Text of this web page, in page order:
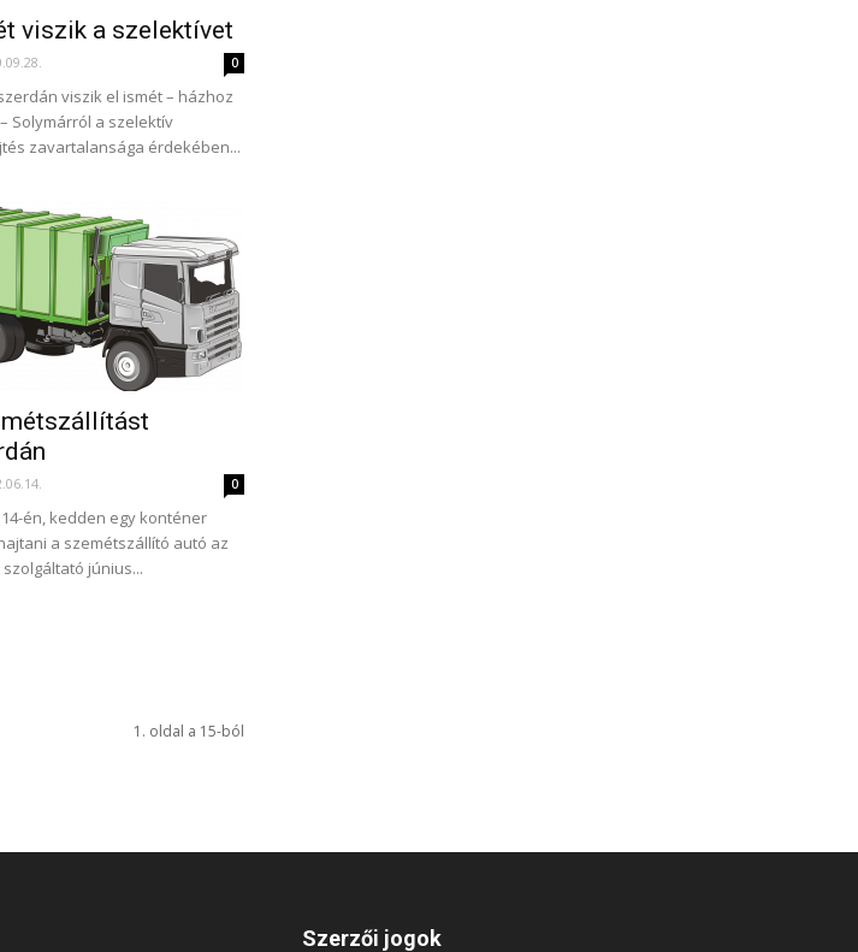
viszik a szelektívet
0
viszik el ismét – házhoz
Solymárról a szelektív
zavartalansága érdekében...
0
én, kedden egy konténer
a szemétszállító autó az
június...
1. oldal a 15-ból
Szerzői jogok